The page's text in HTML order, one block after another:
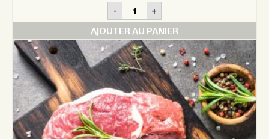
- quantité
de
Faux
filet
de
veau
épaisseur
3/4"
+
AJOUTER AU PANIER